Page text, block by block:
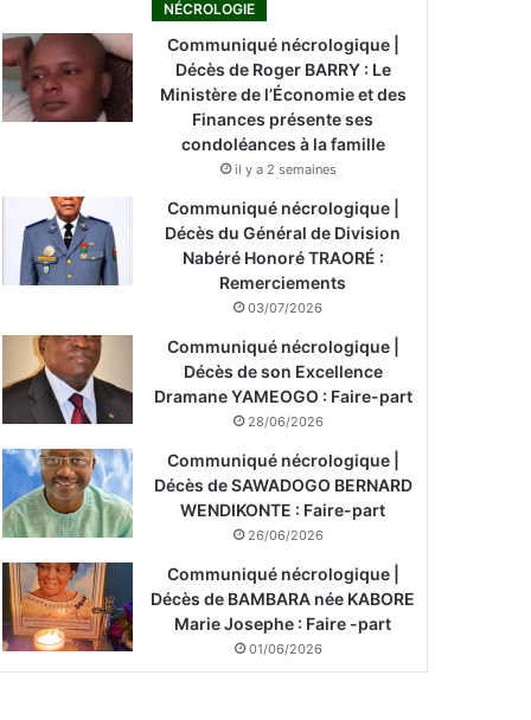
NÉCROLOGIE
Communiqué nécrologique |
Décès de Roger BARRY : Le
Ministère de l’Économie et des
Finances présente ses
condoléances à la famille
il y a 2 semaines
Communiqué nécrologique |
Décès du Général de Division
Nabéré Honoré TRAORÉ :
Remerciements
03/07/2026
Communiqué nécrologique |
Décès de son Excellence
Dramane YAMEOGO : Faire-part
28/06/2026
Communiqué nécrologique |
Décès de SAWADOGO BERNARD
WENDIKONTE : Faire-part
26/06/2026
Communiqué nécrologique |
Décès de BAMBARA née KABORE
Marie Josephe : Faire -part
01/06/2026